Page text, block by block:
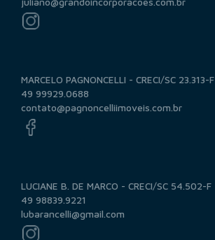
MARCELO PAGNONCELLI - CRECI/SC 23.313-F
49 99929.0688
contato@pagnoncelliimoveis.com.br
LUCIANE B. DE MARCO - CRECI/SC 54.502-F
49 98839.9221
lubarancelli@gmail.com